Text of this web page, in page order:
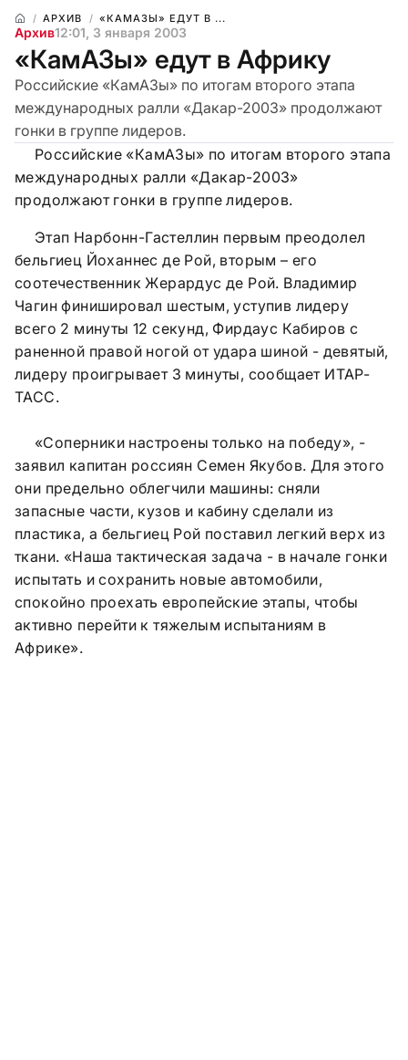
АРХИВ «КАМАЗЫ» ЕДУТ В ...
Архив12:01, 3 января 2003
«КамАЗы» едут в Африку
Российские «КамАЗы» по итогам второго этапа
международных ралли «Дакар-2003» продолжают
гонки в группе лидеров.
Российские «КамАЗы» по итогам второго этапа
международных ралли «Дакар-2003»
продолжают гонки в группе лидеров.
Этап Нарбонн-Гастеллин первым преодолел
бельгиец Йоханнес де Рой, вторым – его
соотечественник Жерардус де Рой. Владимир
Чагин финишировал шестым, уступив лидеру
всего 2 минуты 12 секунд, Фирдаус Кабиров с
раненной правой ногой от удара шиной - девятый,
лидеру проигрывает 3 минуты, сообщает ИТАР-
ТАСС.
«Соперники настроены только на победу», -
заявил капитан россиян Семен Якубов. Для этого
они предельно облегчили машины: сняли
запасные части, кузов и кабину сделали из
пластика, а бельгиец Рой поставил легкий верх из
ткани. «Наша тактическая задача - в начале гонки
испытать и сохранить новые автомобили,
спокойно проехать европейские этапы, чтобы
активно перейти к тяжелым испытаниям в
Африке».